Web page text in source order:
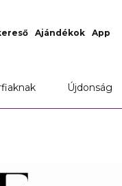
Ajándékok App
Újdonság